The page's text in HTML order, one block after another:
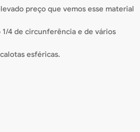
preço que vemos esse material
4 de circunferência e de vários
esféricas.